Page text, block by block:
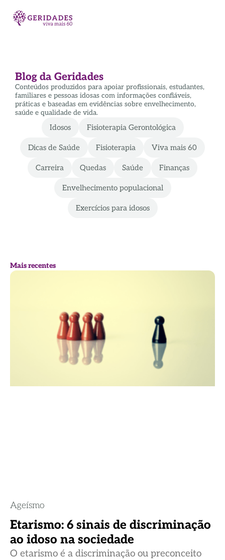
Blog da Geridades
Conteúdos produzidos para apoiar profissionais, estudantes,
familiares e pessoas idosas com informações confiáveis,
práticas e baseadas em evidências sobre envelhecimento,
saúde e qualidade de vida.
Idosos Fisioterapia Gerontológica
Dicas de Saúde Fisioterapia Viva mais 60
Carreira Quedas Saúde Finanças
Envelhecimento populacional
Exercícios para idosos
Mais recentes
Ageísmo
Etarismo: 6 sinais de discriminação
ao idoso na sociedade
O etarismo é a discriminação ou preconceito